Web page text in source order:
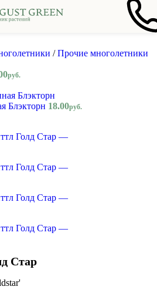
content
/ Прочие многолетники
руб.
Блэкторн 18.00руб.
Стар